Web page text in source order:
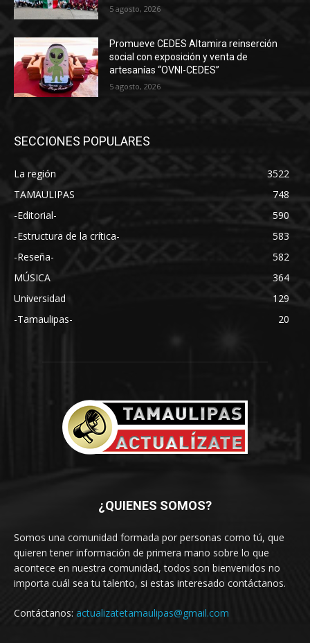
5 agosto, 2026
Promueve CEDES Altamira reinserción
social con exposición y venta de
artesanías “OVNI-CEDES”
5 agosto, 2026
SECCIONES POPULARES
La región
3522
TAMAULIPAS
748
-Editorial-
590
-Estructura de la crítica-
583
-Reseña-
582
MÚSICA
364
Universidad
129
-Tamaulipas-
20
¿QUIENES SOMOS?
Somos una comunidad formada por personas como tú, que
quieren tener información de primera mano sobre lo que
acontece en nuestra comunidad, todos son bienvenidos no
importa cuál sea tu talento, si estas interesado contáctanos.
Contáctanos: actualizatetamaulipas@gmail.com